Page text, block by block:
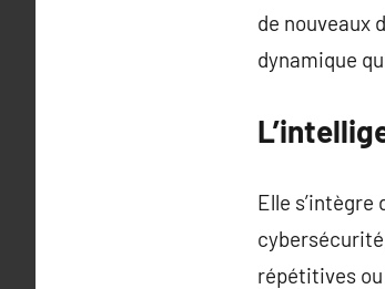
de nouveaux
dynamique
Elle
répétitives